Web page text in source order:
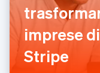
imprese
Stripe
Irlanda
English
Italia
ItalianoEnglish
Lettonia
English